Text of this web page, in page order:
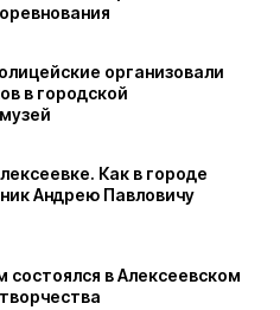
организовали
в городской
Как в городе
Андрею Павловичу
в Алексеевском